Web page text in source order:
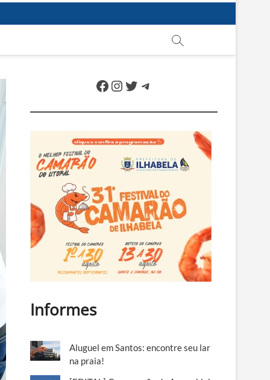
Facebook
Instagram
Twitter
Telegram
Informes
Aluguel em Santos: encontre seu lar
na praia!